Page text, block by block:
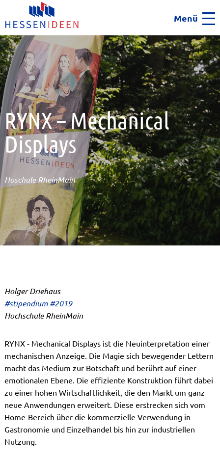
Menü
RYNX – Mechanical
Displays
Hoschule RheinMain
Holger Driehaus
#stipendium #2019
Hochschule RheinMain
RYNX - Mechanical Displays ist die Neuinterpretation einer
mechanischen Anzeige. Die Magie sich bewegender Lettern
macht das Medium zur Botschaft und berührt auf einer
emotionalen Ebene. Die effiziente Konstruktion führt dabei
zu einer hohen Wirtschaftlichkeit, die den Markt um ganz
neue Anwendungen erweitert. Diese erstrecken sich vom
Home-Bereich über die kommerzielle Verwendung in
Gastronomie und Einzelhandel bis hin zur industriellen
Nutzung.